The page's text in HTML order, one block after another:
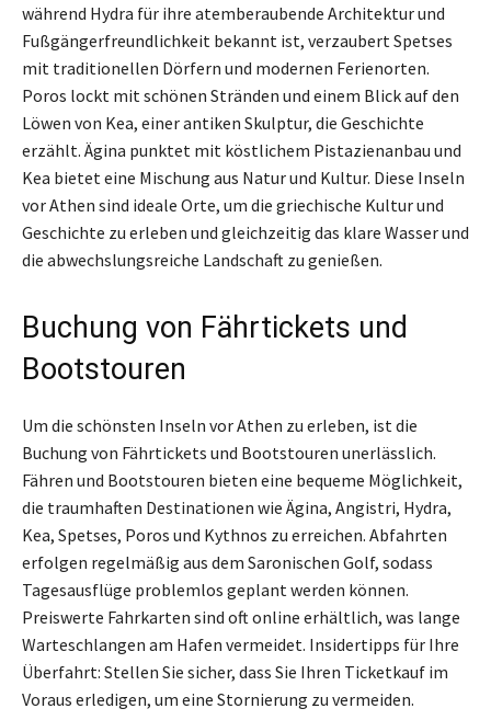
während Hydra für ihre atemberaubende Architektur und
Fußgängerfreundlichkeit bekannt ist, verzaubert Spetses
mit traditionellen Dörfern und modernen Ferienorten.
Poros lockt mit schönen Stränden und einem Blick auf den
Löwen von Kea, einer antiken Skulptur, die Geschichte
erzählt. Ägina punktet mit köstlichem Pistazienanbau und
Kea bietet eine Mischung aus Natur und Kultur. Diese Inseln
vor Athen sind ideale Orte, um die griechische Kultur und
Geschichte zu erleben und gleichzeitig das klare Wasser und
die abwechslungsreiche Landschaft zu genießen.
Buchung von Fährtickets und
Bootstouren
Um die schönsten Inseln vor Athen zu erleben, ist die
Buchung von Fährtickets und Bootstouren unerlässlich.
Fähren und Bootstouren bieten eine bequeme Möglichkeit,
die traumhaften Destinationen wie Ägina, Angistri, Hydra,
Kea, Spetses, Poros und Kythnos zu erreichen. Abfahrten
erfolgen regelmäßig aus dem Saronischen Golf, sodass
Tagesausflüge problemlos geplant werden können.
Preiswerte Fahrkarten sind oft online erhältlich, was lange
Warteschlangen am Hafen vermeidet. Insidertipps für Ihre
Überfahrt: Stellen Sie sicher, dass Sie Ihren Ticketkauf im
Voraus erledigen, um eine Stornierung zu vermeiden.